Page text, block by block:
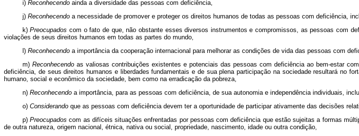
i)Reconhecendoainda a diversidade das pessoas com deficiência,
j)Reconhecendoa necessidade de promover e proteger os direitos humanos de todas as pessoas com deficiência,
k)Preocupados com o fato de que, não obstante esses diversos instrumentos e compromissos, as pessoas com
violações de seus direitos humanos em todas as partes do mundo,
l)Reconhecendoa importância da cooperação internacional para melhorar as condições de vida das pessoas com
m) Reconhecendoas valiosas contribuições existentes e potenciais das pessoas com deficiência ao bem-estar
deficiência, de seus direitos humanos e liberdades fundamentais e de sua plena participação na sociedade resultará no
humano, social e econômico da sociedade, bem como na erradicação da pobreza,
n)Reconhecendoa importância, para as pessoas com deficiência, de sua autonomia e independência individuais,
o)Considerandoque as pessoas com deficiência devem ter a oportunidade de participar ativamente das decisões
p)Preocupados com as difíceis situações enfrentadas por pessoas com deficiência que estão sujeitas a formas
de outra natureza, origem nacional, étnica, nativa ou social, propriedade, nascimento, idade ou outra condição,